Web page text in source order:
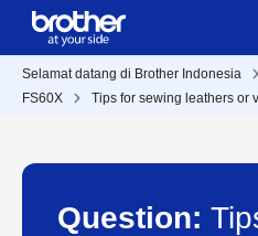
Selamat datang di Brother Indonesia
FS60X
Tips for sewing leathers or
Question: